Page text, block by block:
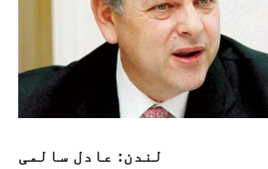
لندن: عادل سالمی